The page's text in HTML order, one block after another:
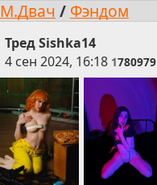
М.Двач / Фэндом
Тред Sishka14
4 сен 2024, 16:18 1780979